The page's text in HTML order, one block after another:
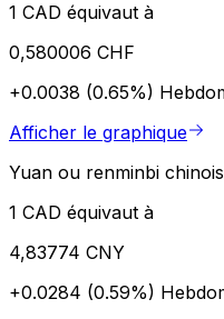
1 CAD équivaut à
0,580006 CHF
+0.0038 (0.65%)
Afficher le graphique
Yuan ou renminbi chinois
1 CAD équivaut à
4,83774 CNY
+0.0284 (0.59%)